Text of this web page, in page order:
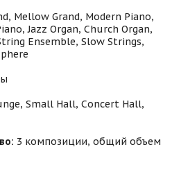
Mellow Grand, Modern Piano,
Jazz Organ, Church Organ,
Ensemble, Slow Strings,
Small Hall, Concert Hall,
3 композиции, общий объем